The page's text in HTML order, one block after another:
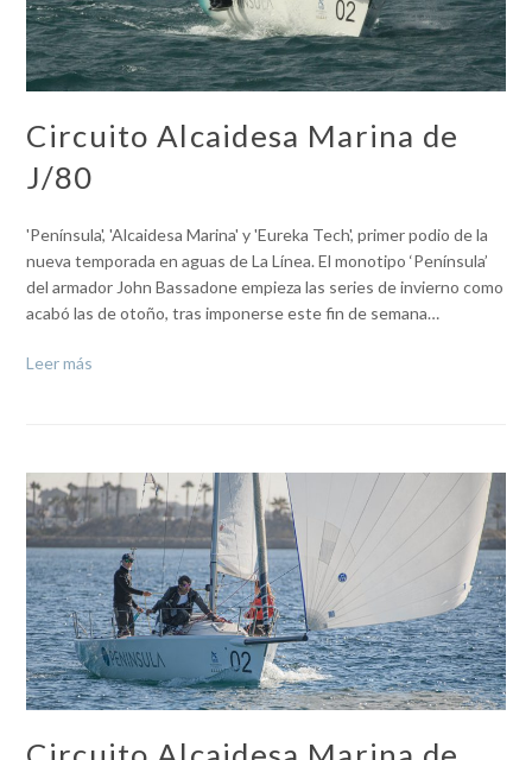
Circuito Alcaidesa Marina de
J/80
'Península', 'Alcaidesa Marina' y 'Eureka Tech', primer podio de la
nueva temporada en aguas de La Línea. El monotipo ‘Península’
del armador John Bassadone empieza las series de invierno como
acabó las de otoño, tras imponerse este fin de semana…
Leer más